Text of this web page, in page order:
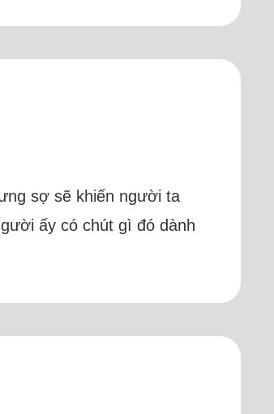
sợ sẽ khiến người ta
ấy có chút gì đó dành